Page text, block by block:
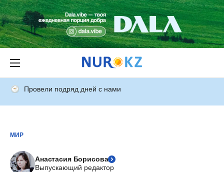
Провели подряд дней с нами
МИР
Анастасия Борисова
Выпускающий редактор